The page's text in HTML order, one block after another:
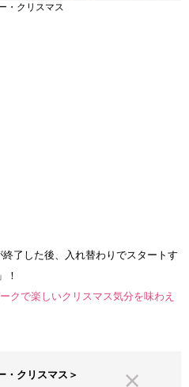
・クリスマス
了した後、入れ替わりでスタートす
！
クで楽しいクリスマス気分を味わえ
・クリスマス＞